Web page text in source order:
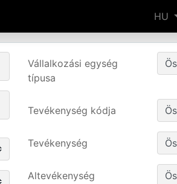
HU
Vállalkozási egység
típusa
Tevékenység kódja
Tevékenység
Altevékenység